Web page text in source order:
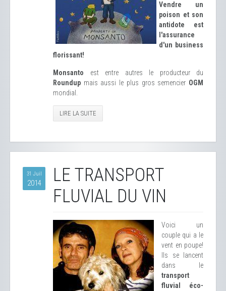
Vendre un
poison et son
antidote est
l'assurance
d'un business
florissant!
Monsanto est entre autres le producteur du
Roundup mais aussi le plus gros semencier OGM
mondial.
LIRE LA SUITE
31 Juil
2014
LE TRANSPORT
FLUVIAL DU VIN
Voici un
couple qui a le
vent en poupe!
Ils se lancent
dans le
transport
fluvial éco-